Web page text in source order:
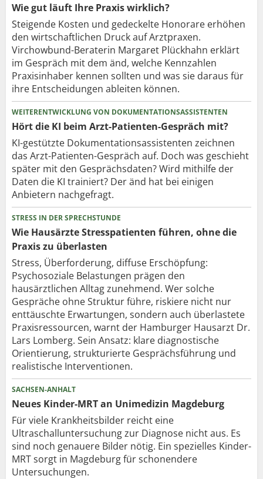
Wie gut läuft Ihre Praxis wirklich?
Steigende Kosten und gedeckelte Honorare erhöhen
den wirtschaftlichen Druck auf Arztpraxen.
Virchowbund-Beraterin Margaret Plückhahn erklärt
im Gespräch mit dem änd, welche Kennzahlen
Praxisinhaber kennen sollten und was sie daraus für
ihre Entscheidungen ableiten können.
WEITERENTWICKLUNG VON DOKUMENTATIONSASSISTENTEN
Hört die KI beim Arzt-Patienten-Gespräch mit?
KI-gestützte Dokumentationsassistenten zeichnen
das Arzt-Patienten-Gespräch auf. Doch was geschieht
später mit den Gesprächsdaten? Wird mithilfe der
Daten die KI trainiert? Der änd hat bei einigen
Anbietern nachgefragt.
STRESS IN DER SPRECHSTUNDE
Wie Hausärzte Stresspatienten führen, ohne die
Praxis zu überlasten
Stress, Überforderung, diffuse Erschöpfung:
Psychosoziale Belastungen prägen den
hausärztlichen Alltag zunehmend. Wer solche
Gespräche ohne Struktur führe, riskiere nicht nur
enttäuschte Erwartungen, sondern auch überlastete
Praxisressourcen, warnt der Hamburger Hausarzt Dr.
Lars Lomberg. Sein Ansatz: klare diagnostische
Orientierung, strukturierte Gesprächsführung und
realistische Interventionen.
SACHSEN-ANHALT
Neues Kinder-MRT an Unimedizin Magdeburg
Für viele Krankheitsbilder reicht eine
Ultraschalluntersuchung zur Diagnose nicht aus. Es
sind noch genauere Bilder nötig. Ein spezielles Kinder-
MRT sorgt in Magdeburg für schonendere
Untersuchungen.